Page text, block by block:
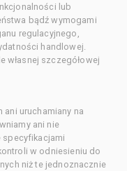
lub
bądź wymogami
regulacyjnego,
handlowej.
własnej szczegółowej
uruchamiany na
ani nie
specyfikacjami
w odniesieniu do
niż te jednoznacznie